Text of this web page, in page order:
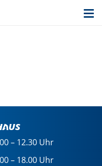
– 12.30 Uhr
– 18.00 Uhr